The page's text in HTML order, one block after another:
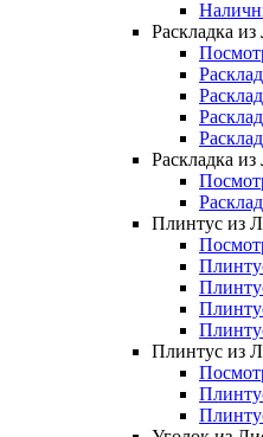
Раскладка
Раскладка
Плинтус из
Плинтус из